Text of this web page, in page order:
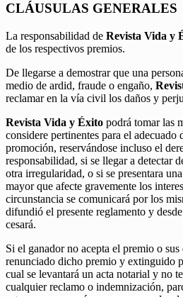
CLÁUSULAS GENERALES
La responsabilidad de Revista Vida y
de los respectivos premios.
De llegarse a demostrar que una
medio de ardid, fraude o engaño,
reclamar en la vía civil los daños y
Revista Vida y Éxito podrá tomar las
considere pertinentes para el adecuado
promoción, reservándose incluso el
responsabilidad, si se llegar a detectar
otra irregularidad, o si se presentara
mayor que afecte gravemente los
circunstancia se comunicará por los
difundió el presente reglamento y
cesará.
Si el ganador no acepta el premio o
renunciado dicho premio y extinguido
cual se levantará un acta notarial y no
cualquier reclamo o indemnización,